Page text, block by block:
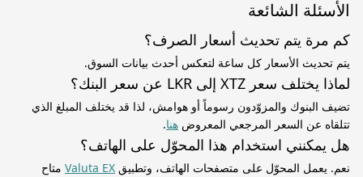
الأسئلة الشائعة
كم مرة يتم تحديث أسعار الصرف؟
يتم تحديث الأسعار كل ساعة لتعكس أحدث بيانات السوق.
لماذا يختلف سعر XTZ إلى LKR عن سعر البنك؟
تضيف البنوك والمزوّدون رسوماً أو هوامش، لذا قد يختلف المبلغ الذي
تتلقاه عن السعر المرجعي المعروض هنا.
هل يمكنني استخدام هذا المحوّل على الهاتف؟
نعم. يعمل المحوّل على متصفحات الهاتف، وتطبيق Valuta EX متاح